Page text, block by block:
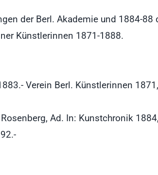
der Berl. Akademie und 1884-88
Künstlerinnen 1871-1888.
Verein Berl. Künstlerinnen
Ad. In: Kunstchronik